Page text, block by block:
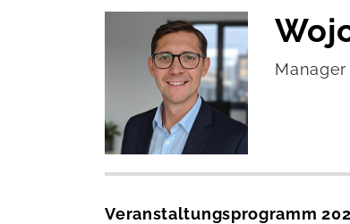
Veranstaltungsprogramm